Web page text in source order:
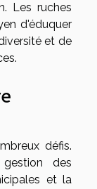
Les ruches
d'éduquer
et de
défis.
des
et la